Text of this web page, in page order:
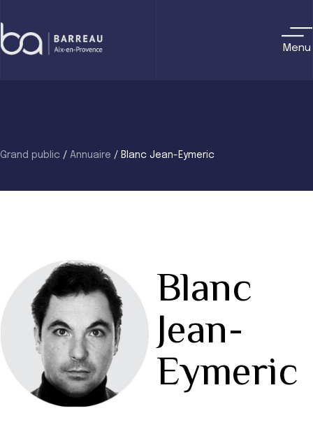
to
content
Menu
Grand public / Annuaire / Blanc Jean-Eymeric
Blanc
Jean-
Eymeric